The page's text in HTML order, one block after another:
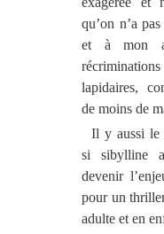
qu’on n’a
et à mon
lapidaires,
de moins de
Il y aussi le
si sibylline
devenir
pour un
adulte et en